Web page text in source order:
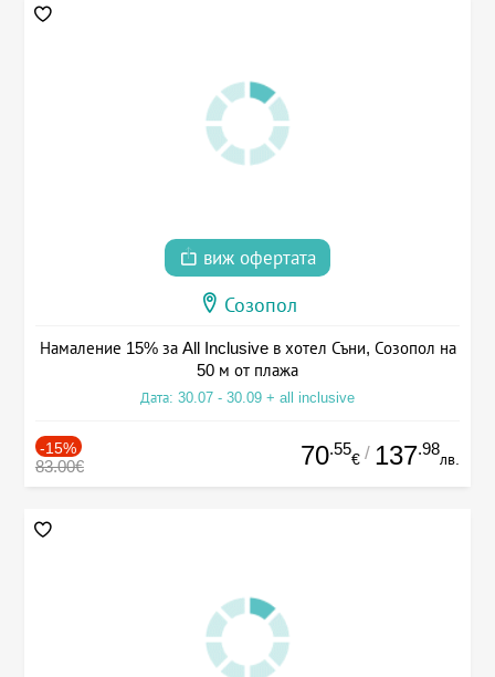
виж офертата
Созопол
Намаление 15% за All Inclusive в хотел Съни, Созопол на
50 м от плажа
Дата: 30.07 - 30.09 + all inclusive
-15%
83.00€ 70.55
€ / 137.98
лв.